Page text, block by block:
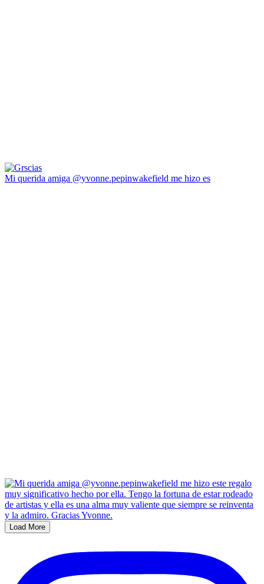
Mi querida amiga @yvonne.pepinwakefield me hizo es
Load More